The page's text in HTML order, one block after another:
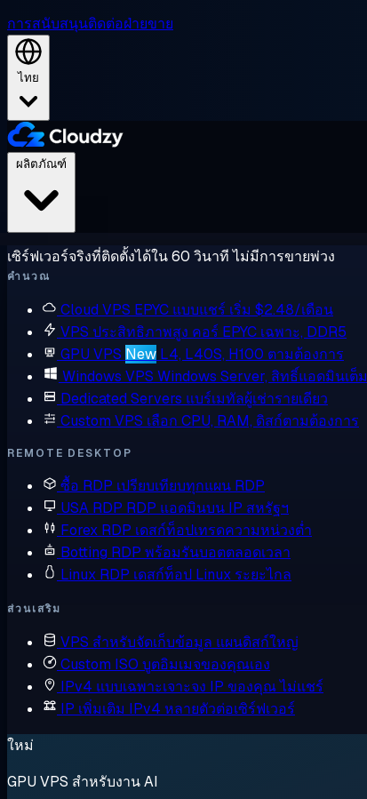
การสนับสนุนติดต่อฝ่ายขาย
ไทย
เซิร์ฟเวอร์จริงที่ติดตั้งได้ใน 60 วินาที ไม่มีการขายพ่วง
คำนวณ
Cloud VPS EPYC แบบแชร์ เริ่ม $2.48/เดือน
VPS ประสิทธิภาพสูง คอร์ EPYC เฉพาะ, DDR5
GPU VPS New L4, L40S, H100 ตามต้องการ
Windows VPS Windows Server, สิทธิ์แอดมินเต็ม
Dedicated Servers แบร์เมทัลผู้เช่ารายเดียว
Custom VPS เลือก CPU, RAM, ดิสก์ตามต้องการ
REMOTE DESKTOP
ซื้อ RDP เปรียบเทียบทุกแผน RDP
USA RDP RDP แอดมินบน IP สหรัฐฯ
Forex RDP เดสก์ท็อปเทรดความหน่วงต่ำ
Botting RDP พร้อมรันบอตตลอดเวลา
Linux RDP เดสก์ท็อป Linux ระยะไกล
ส่วนเสริม
VPS สำหรับจัดเก็บข้อมูล แผนดิสก์ใหญ่
Custom ISO บูตอิมเมจของคุณเอง
IPv4 แบบเฉพาะเจาะจง IP ของคุณ ไม่แชร์
IP เพิ่มเติม IPv4 หลายตัวต่อเซิร์ฟเวอร์
ใหม่
GPU VPS สำหรับงาน AI